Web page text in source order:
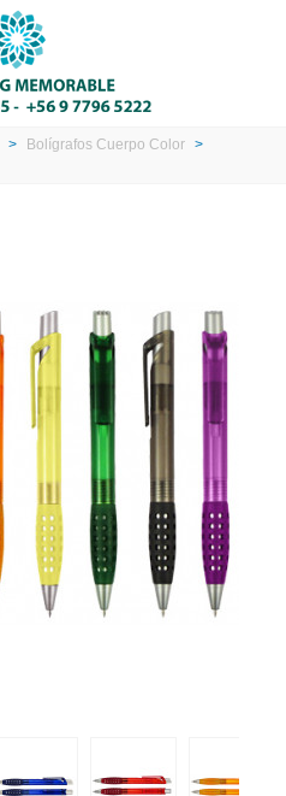
> Bolígrafos Cuerpo Color >